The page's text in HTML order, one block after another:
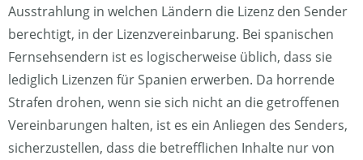
Ausstrahlung in welchen Ländern die Lizenz den Sender
berechtigt, in der Lizenzvereinbarung. Bei spanischen
Fernsehsendern ist es logischerweise üblich, dass sie
lediglich Lizenzen für Spanien erwerben. Da horrende
Strafen drohen, wenn sie sich nicht an die getroffenen
Vereinbarungen halten, ist es ein Anliegen des Senders,
sicherzustellen, dass die betrefflichen Inhalte nur von